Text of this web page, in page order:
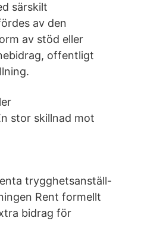
särskilt
av den
av stöd eller
offentligt
stor skillnad mot
trygghetsanställ-
Rent formellt
bidrag för